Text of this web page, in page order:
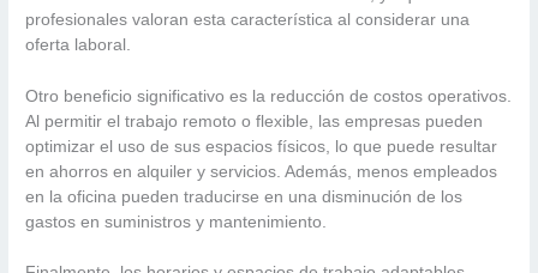
profesionales valoran esta característica al considerar una
oferta laboral.
Otro beneficio significativo es la reducción de costos operativos.
Al permitir el trabajo remoto o flexible, las empresas pueden
optimizar el uso de sus espacios físicos, lo que puede resultar
en ahorros en alquiler y servicios. Además, menos empleados
en la oficina pueden traducirse en una disminución de los
gastos en suministros y mantenimiento.